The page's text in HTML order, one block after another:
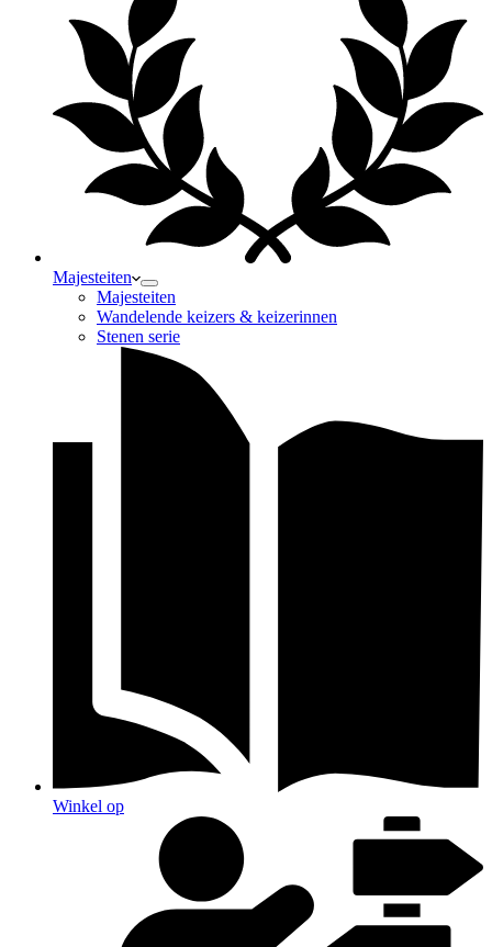
Majesteiten
Majesteiten
Wandelende keizers & keizerinnen
Stenen serie
Winkel op